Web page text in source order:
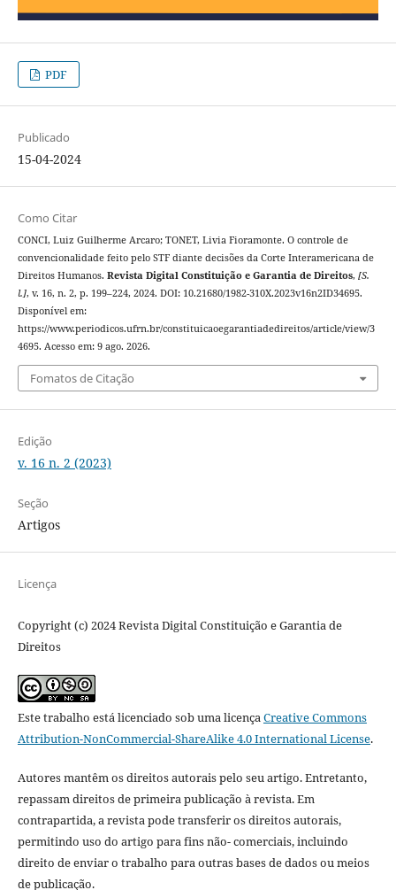
PDF
Publicado
15-04-2024
Como Citar
CONCI, Luiz Guilherme Arcaro; TONET, Livia Fioramonte. O controle de
convencionalidade feito pelo STF diante decisões da Corte Interamericana de
Direitos Humanos. Revista Digital Constituição e Garantia de Direitos, [S.
l.], v. 16, n. 2, p. 199–224, 2024. DOI: 10.21680/1982-310X.2023v16n2ID34695.
Disponível em:
https://www.periodicos.ufrn.br/constituicaoegarantiadedireitos/article/view/3
4695. Acesso em: 9 ago. 2026.
Fomatos de Citação
Edição
v. 16 n. 2 (2023)
Seção
Artigos
Licença
Copyright (c) 2024 Revista Digital Constituição e Garantia de
Direitos
Este trabalho está licenciado sob uma licençaCreative Commons
Attribution-NonCommercial-ShareAlike 4.0 International License.
Autores mantêm os direitos autorais pelo seu artigo. Entretanto,
repassam direitos de primeira publicação à revista. Em
contrapartida, a revista pode transferir os direitos autorais,
permitindo uso do artigo para fins não- comerciais, incluindo
direito de enviar o trabalho para outras bases de dados ou meios
de publicação.